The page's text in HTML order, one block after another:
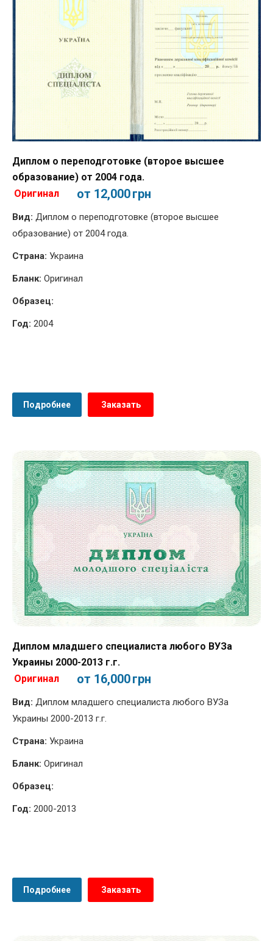
Диплом о переподготовке (второе высшее
образование) от 2004 года.
Оригинал
от 12,000грн
Вид: Диплом о переподготовке (второе высшее
образование) от 2004 года.
Страна: Украина
Бланк: Оригинал
Образец:
Год: 2004
Подробнее Заказать
Диплом младшего специалиста любого ВУЗа
Украины 2000-2013 г.г.
Оригинал
от 16,000грн
Вид: Диплом младшего специалиста любого ВУЗа
Украины 2000-2013 г.г.
Страна: Украина
Бланк: Оригинал
Образец:
Год: 2000-2013
Подробнее Заказать